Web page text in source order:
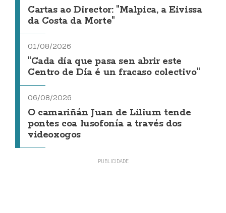
Cartas ao Director: "Malpica, a Eivissa
da Costa da Morte"
01/08/2026
"Cada día que pasa sen abrir este
Centro de Día é un fracaso colectivo"
06/08/2026
O camariñán Juan de Lilium tende
pontes coa lusofonía a través dos
videoxogos